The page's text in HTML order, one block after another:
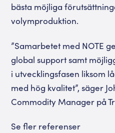
bästa möjliga
volymproduktion.
”Samarbetet med NOTE
global support samt
i utvecklingsfasen liksom
med hög kvalitet”, säger
Commodity Manager på
Se fler referenser